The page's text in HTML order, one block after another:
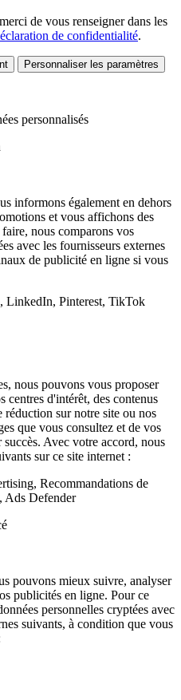
de vous renseigner dans les
de confidentialité.
Personnaliser les paramètres
personnalisés
informons également en dehors
et vous affichons des
nous comparons vos
avec les fournisseurs externes
de publicité en ligne si vous
LinkedIn, Pinterest, TikTok
nous pouvons vous proposer
centres d'intérêt, des contenus
réduction sur notre site ou nos
que vous consultez et de vos
Avec votre accord, nous
sur ce site internet :
Recommandations de
Ads Defender
pouvons mieux suivre, analyser
publicités en ligne. Pour ce
personnelles cryptées avec
suivants, à condition que vous